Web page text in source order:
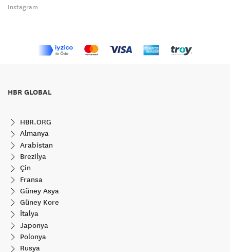
Instagram
HBR GLOBAL
HBR.ORG
Almanya
Arabistan
Brezilya
Çin
Fransa
Güney Asya
Güney Kore
İtalya
Japonya
Polonya
Rusya